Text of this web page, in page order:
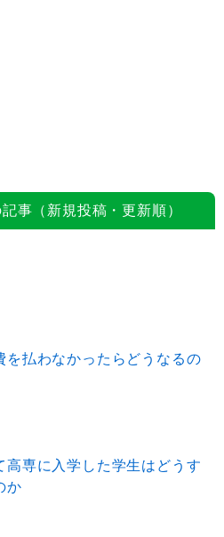
事（新規投稿・更新順）
を払わなかったらどうなるの
高専に入学した学生はどうす
か